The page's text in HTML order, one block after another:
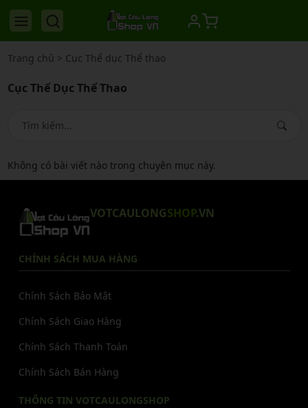
Trang chủ > Cục Thể dục Thể thao
Cục Thể Dục Thể Thao
Không có bài viết nào trong chuyên mục này.
VOTCAULONGSHOP.VN
CHÍNH SÁCH MUA HÀNG
Chính Sách Bảo Mật
Chính Sách Giao Hàng
Chính Sách Thanh Toán
Chính Sách Bán Hàng
THÔNG TIN VOTCAULONGSHOP